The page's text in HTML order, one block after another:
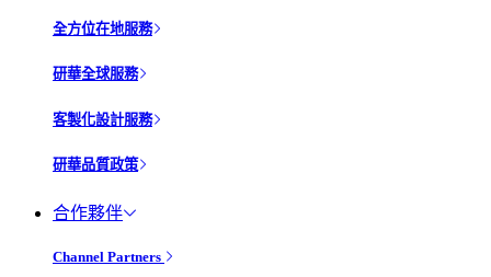
全方位在地服務
研華全球服務
客製化設計服務
研華品質政策
合作夥伴
Channel Partners